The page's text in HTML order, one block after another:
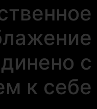
с
к себе